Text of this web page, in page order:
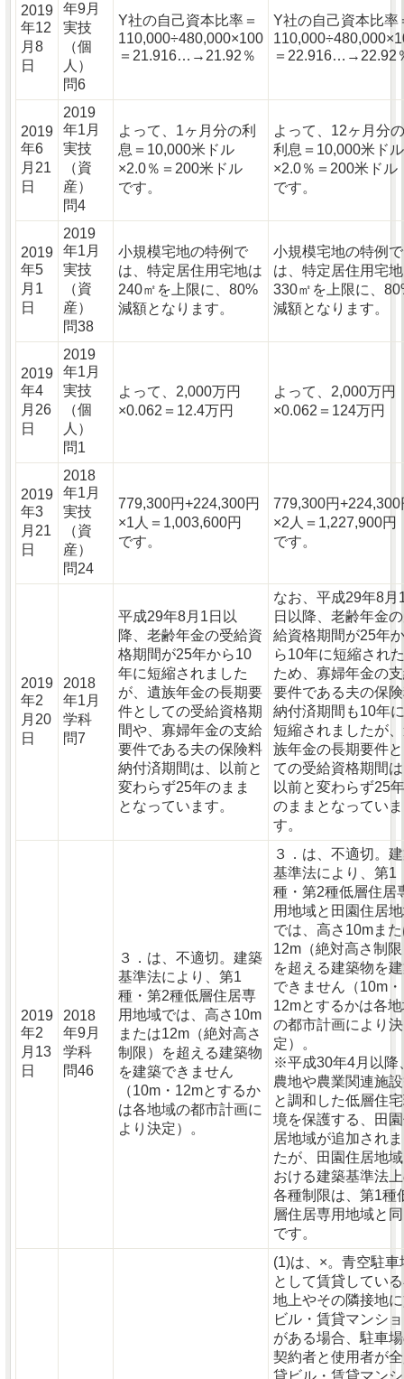
2019
年12
月8
日
年9月
実技
（個
人）
問6
Y社の自己資本比率＝
110,000÷480,000×100
＝21.916…→21.92％
Y社の自己資本比率
＝22.916…→22.92
2019
年6
月21
日
2019
年1月
実技
（資
産）
問4
よって、1ヶ月分の利
息＝10,000米ドル
×2.0％＝200米ドル
です。
よって、12ヶ月分の
利息＝10,000米ドル
×2.0％＝200米ド
です。
2019
年5
月1
日
2019
年1月
実技
（資
産）
問38
小規模宅地の特例で
は、特定居住用宅地は
240㎡を上限に、80%
減額となります。
小規模宅地の特例で
は、特定居住用宅
330㎡を上限に、
減額となります。
2019
年4
月26
日
2019
年1月
実技
（個
人）
問1
よって、2,000万円
×0.062＝12.4万円
よって、2,000万円
×0.062＝124万円
2019
年3
月21
日
2018
年1月
実技
（資
産）
問24
779,300円+224,300円
×1人＝1,003,600円
です。
779,300円+224,300
×2人＝1,227,900
です。
2019
年2
月20
日
2018
年1月
学科
問7
平成29年8月1日以
降、老齢年金の受給資
格期間が25年から10
年に短縮されました
が、遺族年金の長期要
件としての受給資格期
間や、寡婦年金の支給
要件である夫の保険料
納付済期間は、以前と
変わらず25年のまま
となっています。
なお、平成29年8月
日以降、老齢年金
給資格期間が25年か
ら10年に短縮された
ため、寡婦年金の
要件である夫の保
納付済期間も10年に
短縮されましたが
族年金の長期要件
ての受給資格期間
以前と変わらず25年
のままとなっていま
す。
2019
年2
月13
日
2018
年9月
学科
問46
３．は、不適切。建築
基準法により、第1
種・第2種低層住居専
用地域では、高さ10m
または12m（絶対高さ
制限）を超える建築物
を建築できません
（10m・12mとするか
は各地域の都市計画に
より決定）。
３．は、不適切。
基準法により、第1
種・第2種低層住居
用地域と田園住居
では、高さ10mま
12m（絶対高さ制
を超える建築物を
できません（10m・
12mとするかは各
の都市計画により決
定）。
※平成30年4月以降
農地や農業関連施
と調和した低層住
境を保護する、田
居地域が追加され
たが、田園住居地
おける建築基準法
各種制限は、第1種
層住居専用地域と
です。
(1)は、×。青空駐車
として賃貸してい
地上やその隣接地
ビル・賃貸マンシ
がある場合、駐車
契約者と使用者が
貸ビル・賃貸マン